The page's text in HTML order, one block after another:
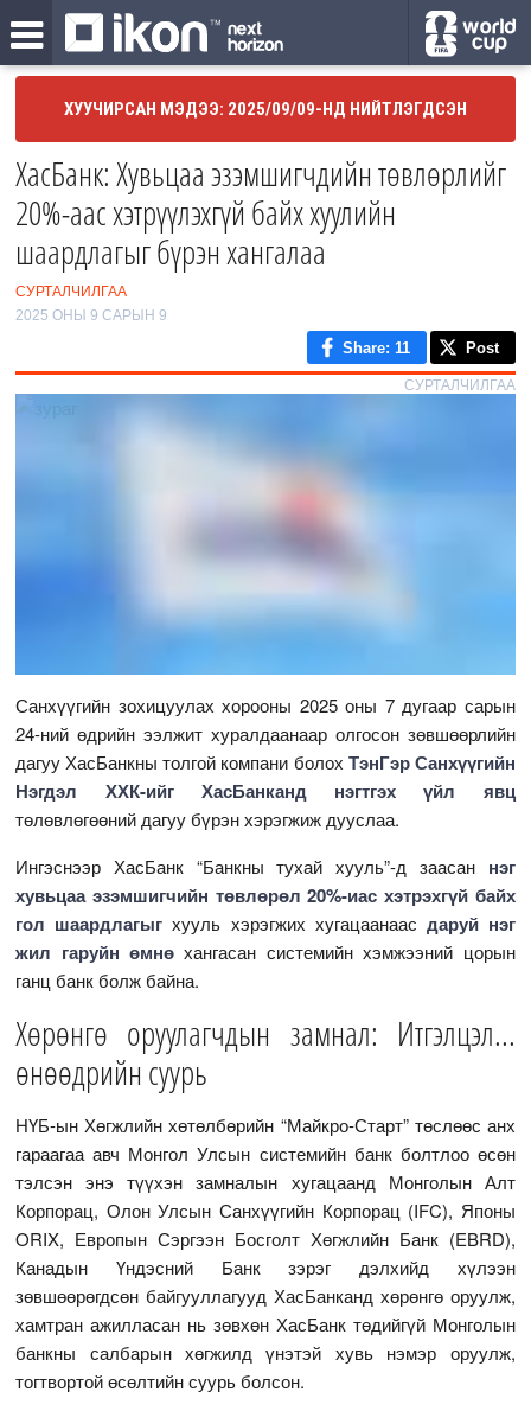
ХУУЧИРСАН МЭДЭЭ: 2025/09/09-НД НИЙТЛЭГДСЭН
ХасБанк: Хувьцаа эзэмшигчдийн төвлөрлийг
20%-аас хэтрүүлэхгүй байх хуулийн
шаардлагыг бүрэн хангалаа
СУРТАЛЧИЛГАА
2025 ОНЫ 9 САРЫН 9
Share: 11 Post
СУРТАЛЧИЛГАА
Санхүүгийн зохицуулах хорооны 2025 оны 7 дугаар сарын
24-ний өдрийн ээлжит хуралдаанаар олгосон зөвшөөрлийн
дагуу ХасБанкны толгой компани болох ТэнГэр Санхүүгийн
Нэгдэл ХХК-ийг ХасБанканд нэгтгэх үйл явц
төлөвлөгөөний дагуу бүрэн хэрэгжиж дууслаа.
Ингэснээр ХасБанк “Банкны тухай хууль”-д заасан нэг
хувьцаа эзэмшигчийн төвлөрөл 20%-иас хэтрэхгүй байх
гол шаардлагыг хууль хэрэгжих хугацаанаас даруй нэг
жил гаруйн өмнө хангасан системийн хэмжээний цорын
ганц банк болж байна.
Хөрөнгө оруулагчдын замнал: Итгэлцэл...
өнөөдрийн суурь
НҮБ-ын Хөгжлийн хөтөлбөрийн “Майкро-Старт” төслөөс анх
гараагаа авч Монгол Улсын системийн банк болтлоо өсөн
тэлсэн энэ түүхэн замналын хугацаанд Монголын Алт
Корпорац, Олон Улсын Санхүүгийн Корпорац (IFC), Японы
ORIX, Европын Сэргээн Босголт Хөгжлийн Банк (EBRD),
Канадын Үндэсний Банк зэрэг дэлхийд хүлээн
зөвшөөрөгдсөн байгууллагууд ХасБанканд хөрөнгө оруулж,
хамтран ажилласан нь зөвхөн ХасБанк төдийгүй Монголын
банкны салбарын хөгжилд үнэтэй хувь нэмэр оруулж,
тогтвортой өсөлтийн суурь болсон.